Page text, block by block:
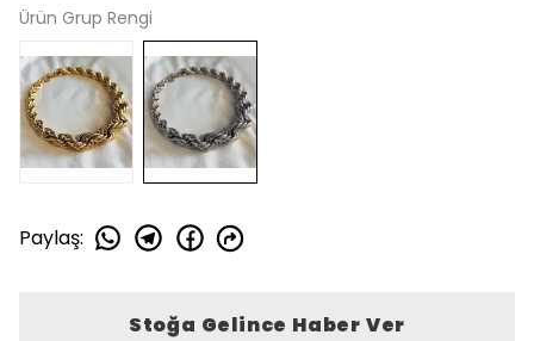
Ürün Grup Rengi
Paylaş:
Stoğa Gelince Haber Ver